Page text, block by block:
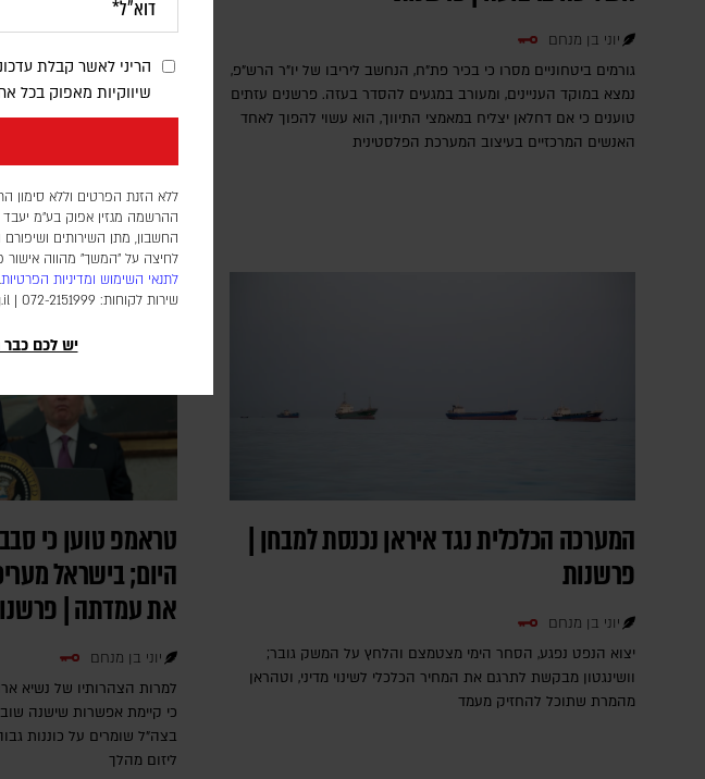
הריני לאשר קבלת
שיווקיות מאפוק בכל
ללא הזנת הפרטים וללא סימון
ההרשמה מגזין אפוק בע״מ
החשבון, מתן השירותים
לחיצה על "המשך" מהווה
לתנאי השימוש ומדיניות הפרטיות.
שירות לקוחות: 072-2151999 |
יש לכם כבר
יוני בן מנחם
גורמים ביטחוניים מסרו כי בכיר פת"ח, הנחשב ליריבו של יו"ר הרש"פ,
נמצא במוקד העניינים, ומעורב במגעים להסדר בעזה. פרשנים עזתים
טוענים כי אם דחלאן יצליח במאמצי התיווך, הוא עשוי להפוך לאחד
האנשים המרכזיים בעיצוב המערכת הפלסטינית
גורמים מדיניים מעריכים
הנפט והאנרגיה של הממלכה
הסעודי לפעול מאחורי
המערכה הכלכלית נגד איראן נכנסת למבחן |
פרשנות
יוני בן מנחם
יצוא הנפט נפגע, הסחר הימי מצטמצם והלחץ על המשק גובר;
וושינגטון מבקשת לתרגם את המחיר הכלכלי לשינוי מדיני, וטהראן
מהמרת שתוכל להחזיק מעמד
טראמפ טוען כי
היום; בישראל
את עמדתה |
יוני בן מנחם
למרות הצהרותיו של נשיא
כי קיימת אפשרות שישנה
בצה"ל שומרים על כוננות
ליזום מהלך